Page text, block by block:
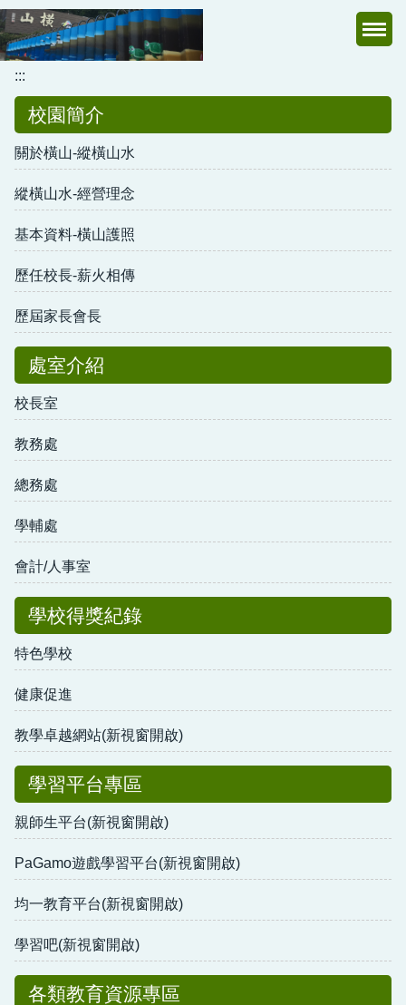
跳
到
主
要
內
區
:::
校園簡介
關於橫山-縱橫山水
縱橫山水-經營理念
基本資料-橫山護照
歷任校長-薪火相傳
歷屆家長會長
處室介紹
校長室
教務處
總務處
學輔處
會計/人事室
學校得獎紀錄
特色學校
健康促進
教學卓越網站(新視窗開啟)
學習平台專區
親師生平台(新視窗開啟)
PaGamo遊戲學習平台(新視窗開啟)
均一教育平台(新視窗開啟)
學習吧(新視窗開啟)
各類教育資源專區